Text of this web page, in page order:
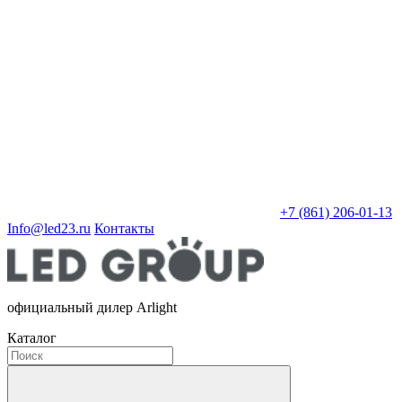
+7 (861) 206-01-13
Info@led23.ru Контакты
официальный дилер Arlight
Каталог